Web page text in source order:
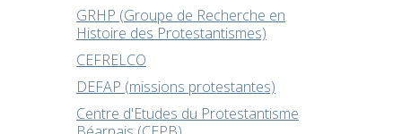
GRHP (Groupe de Recherche en
Histoire des Protestantismes)
CEFRELCO
DEFAP (missions protestantes)
Centre d'Etudes du Protestantisme